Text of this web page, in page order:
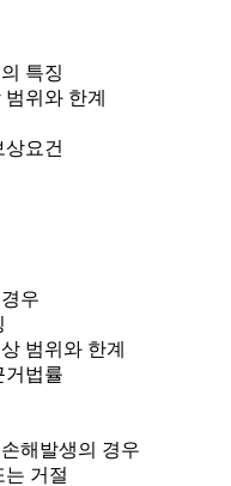
특징
위와 한계
요건
우
범위와 한계
거법률
해발생의 경우
거절